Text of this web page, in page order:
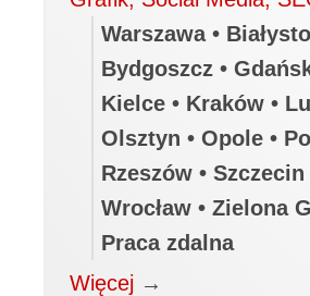
Warszawa •
Bydgoszcz •
Kielce • Kraków •
Olsztyn • Opole •
Rzeszów • Szczecin
Wrocław • Zielona
Praca zdalna
Więcej →